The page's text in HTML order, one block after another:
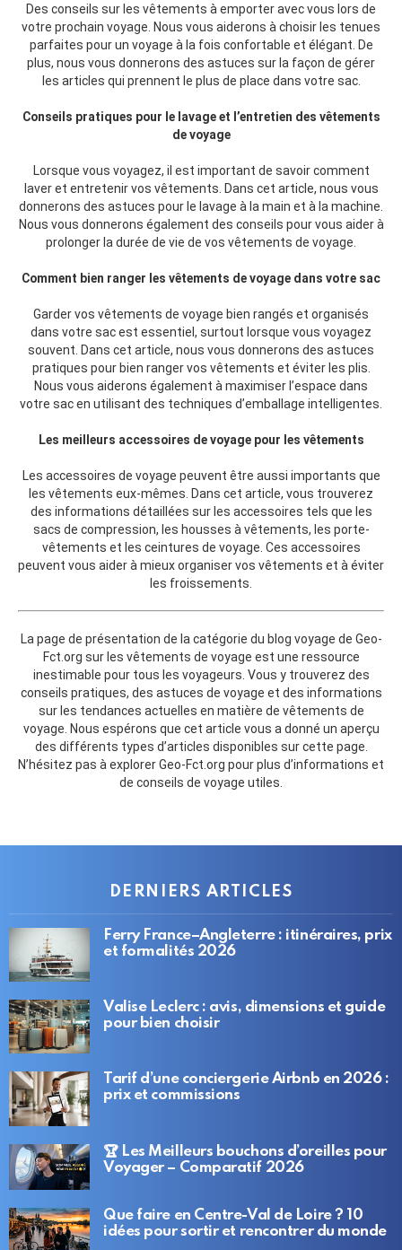
Des conseils sur les vêtements à emporter avec vous lors de
votre prochain voyage. Nous vous aiderons à choisir les tenues
parfaites pour un voyage à la fois confortable et élégant. De
plus, nous vous donnerons des astuces sur la façon de gérer
les articles qui prennent le plus de place dans votre sac.
Conseils pratiques pour le lavage et l’entretien des vêtements
de voyage
Lorsque vous voyagez, il est important de savoir comment
laver et entretenir vos vêtements. Dans cet article, nous vous
donnerons des astuces pour le lavage à la main et à la machine.
Nous vous donnerons également des conseils pour vous aider à
prolonger la durée de vie de vos vêtements de voyage.
Comment bien ranger les vêtements de voyage dans votre sac
Garder vos vêtements de voyage bien rangés et organisés
dans votre sac est essentiel, surtout lorsque vous voyagez
souvent. Dans cet article, nous vous donnerons des astuces
pratiques pour bien ranger vos vêtements et éviter les plis.
Nous vous aiderons également à maximiser l’espace dans
votre sac en utilisant des techniques d’emballage intelligentes.
Les meilleurs accessoires de voyage pour les vêtements
Les accessoires de voyage peuvent être aussi importants que
les vêtements eux-mêmes. Dans cet article, vous trouverez
des informations détaillées sur les accessoires tels que les
sacs de compression, les housses à vêtements, les porte-
vêtements et les ceintures de voyage. Ces accessoires
peuvent vous aider à mieux organiser vos vêtements et à éviter
les froissements.
La page de présentation de la catégorie du blog voyage de Geo-
Fct.org sur les vêtements de voyage est une ressource
inestimable pour tous les voyageurs. Vous y trouverez des
conseils pratiques, des astuces de voyage et des informations
sur les tendances actuelles en matière de vêtements de
voyage. Nous espérons que cet article vous a donné un aperçu
des différents types d’articles disponibles sur cette page.
N’hésitez pas à explorer Geo-Fct.org pour plus d’informations et
de conseils de voyage utiles.
DERNIERS ARTICLES
Ferry France–Angleterre : itinéraires, prix
et formalités 2026
Valise Leclerc : avis, dimensions et guide
pour bien choisir
Tarif d’une conciergerie Airbnb en 2026 :
prix et commissions
🏆 Les Meilleurs bouchons d’oreilles pour
Voyager – Comparatif 2026
Que faire en Centre-Val de Loire ? 10
idées pour sortir et rencontrer du monde